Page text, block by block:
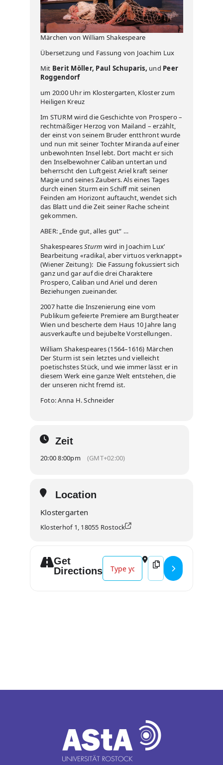
Märchen von William Shakespeare
Übersetzung und Fassung von Joachim Lux
Mit Berit Möller, Paul Schuparis, und Peer
Roggendorf
um 20:00 Uhr im Klostergarten, Kloster zum
Heiligen Kreuz
Im STURM wird die Geschichte von Prospero –
rechtmäßiger Herzog von Mailand – erzählt,
der einst von seinem Bruder entthront wurde
und nun mit seiner Tochter Miranda auf einer
unbewohnten Insel lebt. Dort macht er sich
den Inselbewohner Caliban untertan und
beherrscht den Luftgeist Ariel kraft seiner
Magie und seines Zaubers. Als eines Tages
durch einen Sturm ein Schiff mit seinen
Feinden am Horizont auftaucht, wendet sich
das Blatt und die Zeit seiner Rache scheint
gekommen.
ABER: „Ende gut, alles gut“ …
ShakespearesSturm wird in Joachim Lux’
Bearbeitung «radikal, aber virtuos verknappt»
(Wiener Zeitung): Die Fassung fokussiert sich
ganz und gar auf die drei Charaktere
Prospero, Caliban und Ariel und deren
Beziehungen zueinander.
2007 hatte die Inszenierung eine vom
Publikum gefeierte Premiere am Burgtheater
Wien und bescherte dem Haus 10 Jahre lang
ausverkaufte und bejubelte Vorstellungen.
William Shakespeares (1564–1616) Märchen
Der Sturm ist sein letztes und vielleicht
poetischstes Stück, und wie immer lässt er in
diesem Werk eine ganze Welt entstehen, die
der unseren nicht fremd ist.
Foto: Anna H. Schneider
Zeit
20:00 8:00pm (GMT+02:00)
Location
Klostergarten
Klosterhof 1, 18055 Rostock
Get
Directions
Address - Sturm []Destination Address